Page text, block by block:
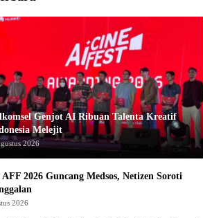
Genjot AI Ribuan Talenta Kreatif
Melejit
2026
2026 Guncang Medsos, Netizen Soroti
2026